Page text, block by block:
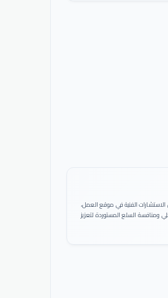
الفنية في موقع العمل،
ومنافسة السلع المستوردة لتعزيز